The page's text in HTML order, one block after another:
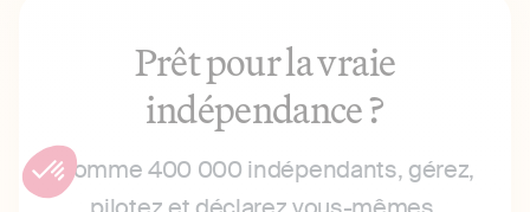
Prêt pour la vraie
indépendance ?
Comme 400 000 indépendants, gérez,